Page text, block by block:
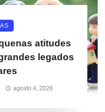
atitudes
legados
agosto 4, 2026